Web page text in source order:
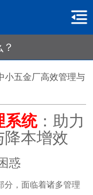
小五金厂高效管理与
系统：助力
本增效
惑
分，面临着诸多管理